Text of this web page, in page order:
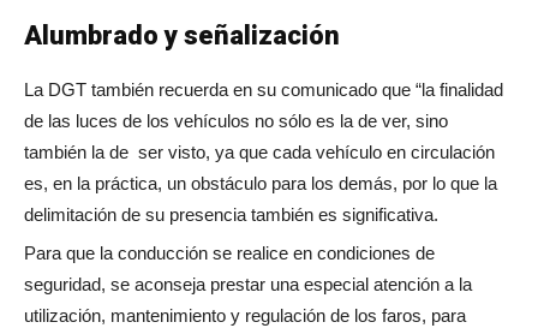
Alumbrado y señalización
La DGT también recuerda en su comunicado que “la finalidad
de las luces de los vehículos no sólo es la de ver, sino
también la de ser visto, ya que cada vehículo en circulación
es, en la práctica, un obstáculo para los demás, por lo que la
delimitación de su presencia también es significativa.
Para que la conducción se realice en condiciones de
seguridad, se aconseja prestar una especial atención a la
utilización, mantenimiento y regulación de los faros, para